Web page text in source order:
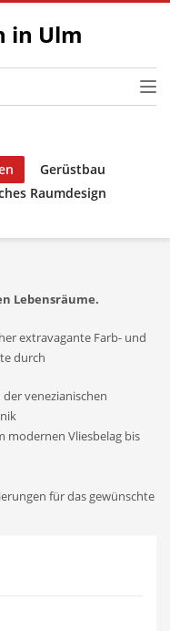
Gerüstbau
Raumdesign
Lebensräume.
extravagante Farb- und
durch
venezianischen
modernen Vliesbelag bis
für das gewünschte